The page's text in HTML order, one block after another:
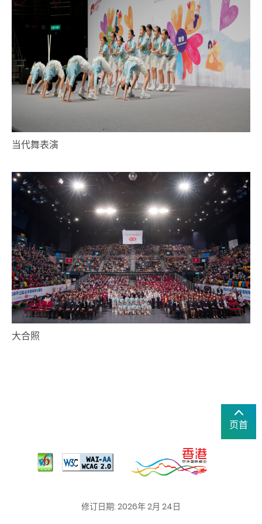
当代舞表演
大合照
页首
修订日期: 2026年 2月 24日